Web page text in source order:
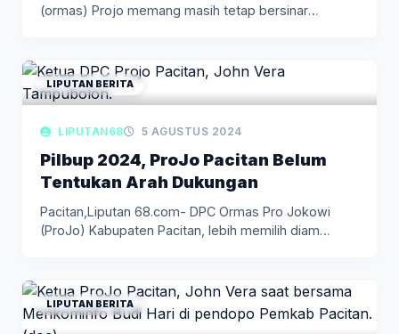
(ormas) Projo memang masih tetap bersinar
LIPUTAN BERITA
LIPUTAN68 5 AGUSTUS 2024
Pilbup 2024, ProJo Pacitan Belum
Tentukan Arah Dukungan
Pacitan,Liputan 68.com- DPC Ormas Pro Jokowi
(ProJo) Kabupaten Pacitan, lebih memilih diam…
LIPUTAN BERITA